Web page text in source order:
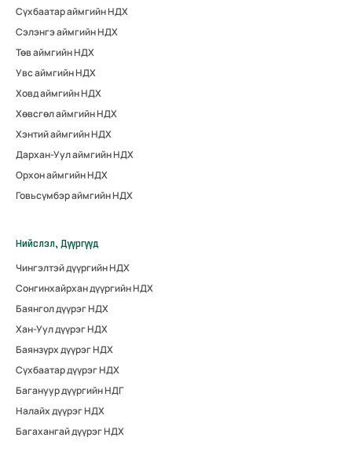
Сүхбаатар аймгийн НДХ
Сэлэнгэ аймгийн НДХ
Төв аймгийн НДХ
Увс аймгийн НДХ
Ховд аймгийн НДХ
Хөвсгөл аймгийн НДХ
Хэнтий аймгийн НДХ
Дархан-Уул аймгийн НДХ
Орхон аймгийн НДХ
Говьсүмбэр аймгийн НДХ
Нийслэл, Дүүргүүд
Чингэлтэй дүүргийн НДХ
Сонгинхайрхан дүүргийн НДХ
Баянгол дүүрэг НДХ
Хан-Уул дүүрэг НДХ
Баянзүрх дүүрэг НДХ
Сүхбаатар дүүрэг НДХ
Багануур дүүргийн НДГ
Налайх дүүрэг НДХ
Багахангай дүүрэг НДХ